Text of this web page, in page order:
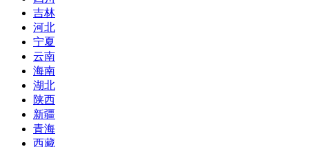
吉林
河北
宁夏
云南
海南
湖北
陕西
新疆
青海
西藏